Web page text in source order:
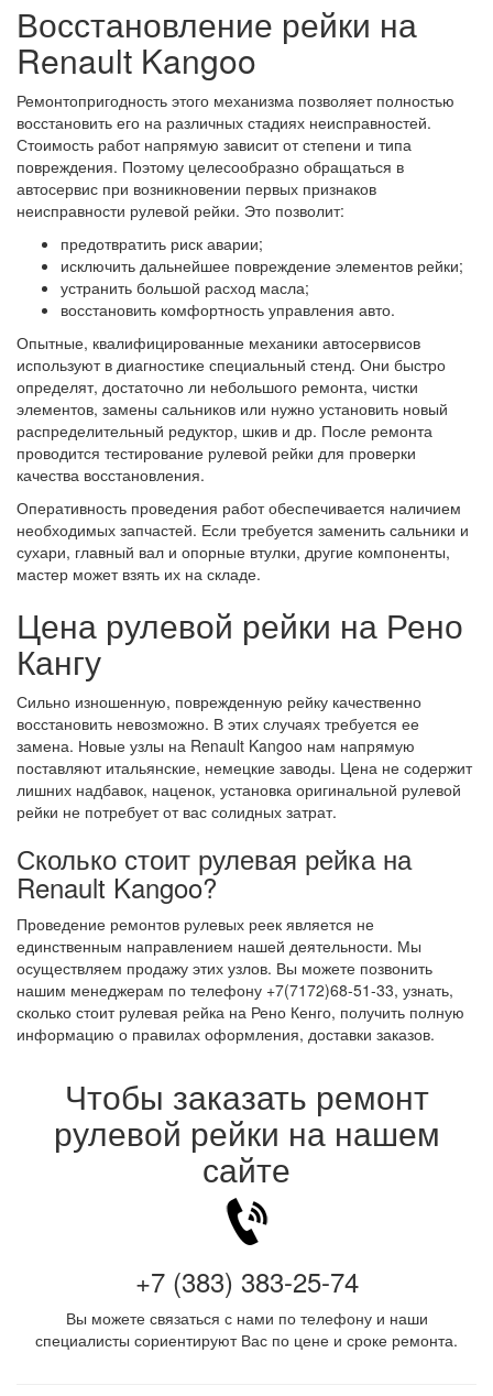
Восстановление рейки на
Renault Kangoo
Ремонтопригодность этого механизма позволяет полностью
восстановить его на различных стадиях неисправностей.
Стоимость работ напрямую зависит от степени и типа
повреждения. Поэтому целесообразно обращаться в
автосервис при возникновении первых признаков
неисправности рулевой рейки. Это позволит:
предотвратить риск аварии;
исключить дальнейшее повреждение элементов рейки;
устранить большой расход масла;
восстановить комфортность управления авто.
Опытные, квалифицированные механики автосервисов
используют в диагностике специальный стенд. Они быстро
определят, достаточно ли небольшого ремонта, чистки
элементов, замены сальников или нужно установить новый
распределительный редуктор, шкив и др. После ремонта
проводится тестирование рулевой рейки для проверки
качества восстановления.
Оперативность проведения работ обеспечивается наличием
необходимых запчастей. Если требуется заменить сальники и
сухари, главный вал и опорные втулки, другие компоненты,
мастер может взять их на складе.
Цена рулевой рейки на Рено
Кангу
Сильно изношенную, поврежденную рейку качественно
восстановить невозможно. В этих случаях требуется ее
замена. Новые узлы на Renault Kangoo нам напрямую
поставляют итальянские, немецкие заводы. Цена не содержит
лишних надбавок, наценок, установка оригинальной рулевой
рейки не потребует от вас солидных затрат.
Сколько стоит рулевая рейка на
Renault Kangoo?
Проведение ремонтов рулевых реек является не
единственным направлением нашей деятельности. Мы
осуществляем продажу этих узлов. Вы можете позвонить
нашим менеджерам по телефону +7(7172)68-51-33, узнать,
сколько стоит рулевая рейка на Рено Кенго, получить полную
информацию о правилах оформления, доставки заказов.
Чтобы заказать ремонт
рулевой рейки на нашем
сайте
+7 (383) 383-25-74
Вы можете связаться с нами по телефону и наши
специалисты сориентируют Вас по цене и сроке ремонта.